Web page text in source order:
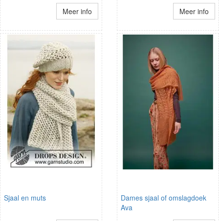
Meer info Meer info
Sjaal en muts
Dames sjaal of omslagdoek
Ava